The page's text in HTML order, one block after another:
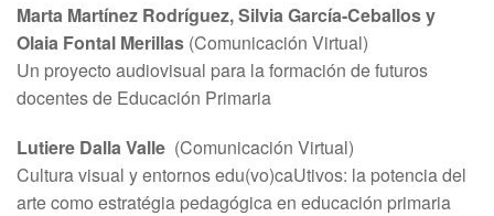
Marta Martínez Rodríguez, Silvia García-Ceballos y
Olaia Fontal Merillas (Comunicación Virtual)
Un proyecto audiovisual para la formación de futuros
docentes de Educación Primaria
Lutiere Dalla Valle (Comunicación Virtual)
Cultura visual y entornos edu(vo)caUtivos: la potencia del
arte como estratégia pedagógica en educación primaria